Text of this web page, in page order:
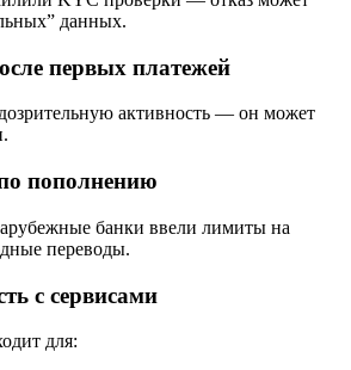
данных.
первых платежей
активность — он может
пополнению
банки ввели лимиты на
переводы.
с сервисами
для: